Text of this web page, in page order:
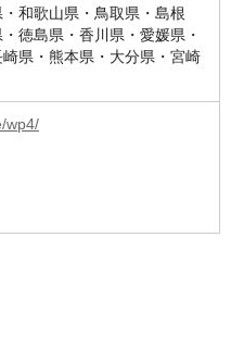
和歌山県・鳥取県・島根
徳島県・香川県・愛媛県・
県・熊本県・大分県・宮崎
wp4/